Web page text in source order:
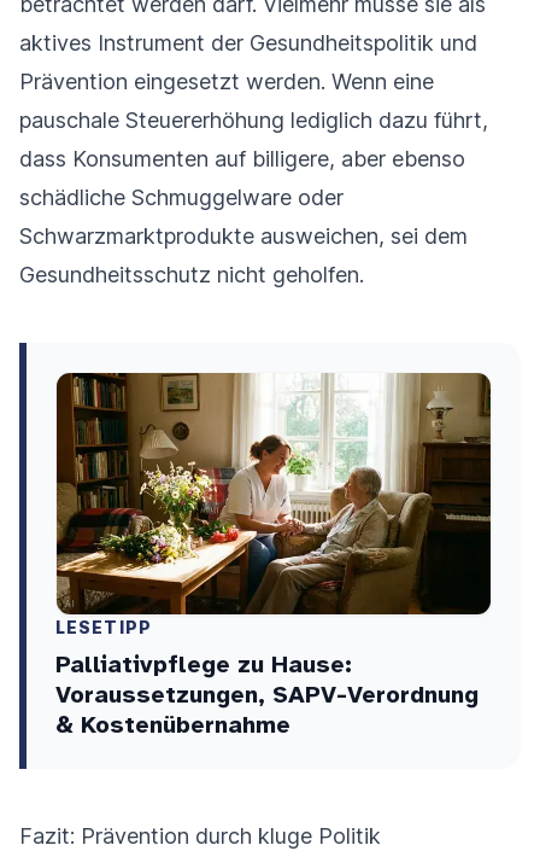
aktives Instrument der Gesundheitspolitik und
Prävention eingesetzt werden. Wenn eine
pauschale Steuererhöhung lediglich dazu führt,
dass Konsumenten auf billigere, aber ebenso
schädliche Schmuggelware oder
Schwarzmarktprodukte ausweichen, sei dem
Gesundheitsschutz nicht geholfen.
LESETIPP
Palliativpflege zu Hause:
Voraussetzungen, SAPV-Verordnung
& Kostenübernahme
Fazit: Prävention durch kluge Politik